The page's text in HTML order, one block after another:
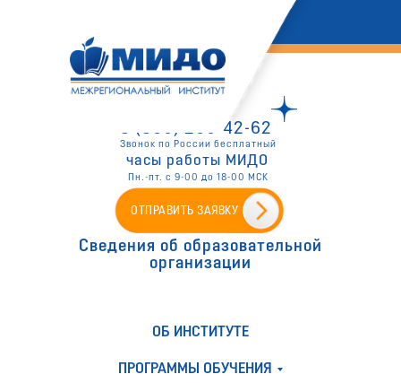
8 (800) 200-42-62
Звонок по России бесплатный
ОТПРАВИТЬ ЗАЯВКУ
часы работы МИДО
Пн.-пт. с 9-00 до 18-00 МСК
Сведения об образовательной
организации
ОБ ИНСТИТУТЕ
ПРОГРАММЫ ОБУЧЕНИЯ